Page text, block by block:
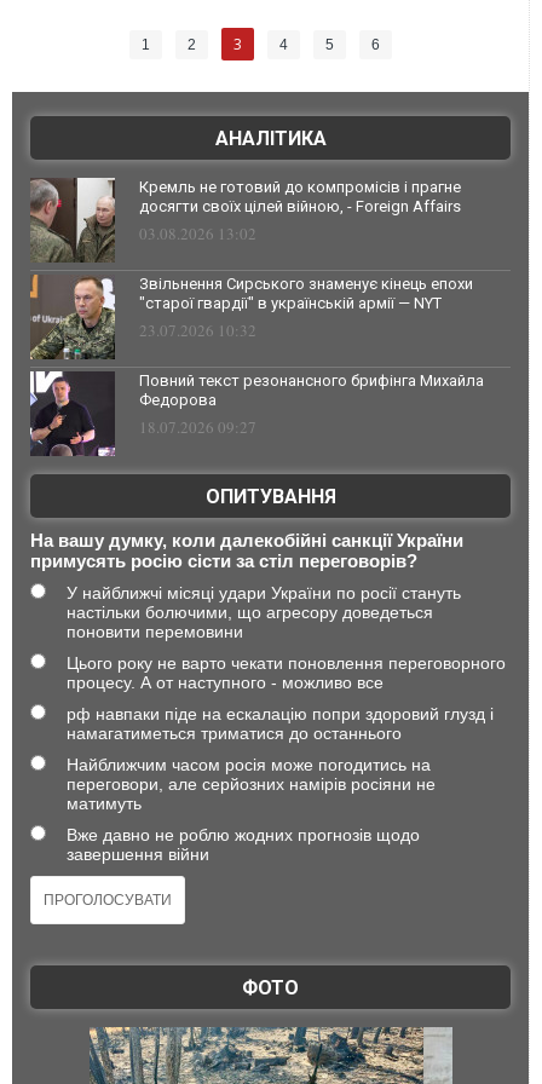
1 2 3 4 5 6
АНАЛІТИКА
Кремль не готовий до компромісів і прагне
досягти своїх цілей війною, - Foreign Affairs
03.08.2026 13:02
Звільнення Сирського знаменує кінець епохи
"старої гвардії" в українській армії — NYT
23.07.2026 10:32
Повний текст резонансного брифінга Михайла
Федорова
18.07.2026 09:27
ОПИТУВАННЯ
На вашу думку, коли далекобійні санкції України
примусять росію сісти за стіл переговорів?
У найближчі місяці удари України по росії стануть
настільки болючими, що агресору доведеться
поновити перемовини
Цього року не варто чекати поновлення переговорного
процесу. А от наступного - можливо все
рф навпаки піде на ескалацію попри здоровий глузд і
намагатиметься триматися до останнього
Найближчим часом росія може погодитись на
переговори, але серйозних намірів росіяни не
матимуть
Вже давно не роблю жодних прогнозів щодо
завершення війни
ФОТО